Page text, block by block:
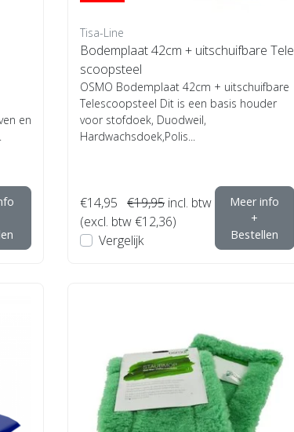
en
Tisa-Line
Bodemplaat 42cm + uitschuifbare Tele
scoopsteel
OSMO Bodemplaat 42cm + uitschuifbare
Telescoopsteel Dit is een basis houder
voor stofdoek, Duodweil,
Hardwachsdoek,Polis...
€14,95 €19,95 incl. btw
(excl. btw €12,36)
Vergelijk
Meer info
+
Bestellen